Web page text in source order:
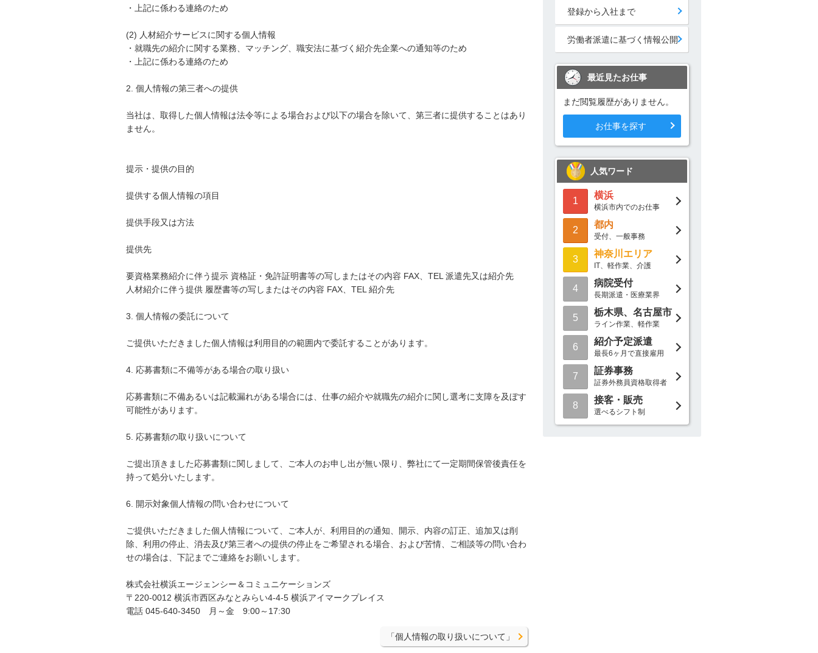
・上記に係わる連絡のため
(2) 人材紹介サービスに関する個人情報
・就職先の紹介に関する業務、マッチング、職安法に基づく紹介先企業への通知等のため
・上記に係わる連絡のため
2. 個人情報の第三者への提供
当社は、取得した個人情報は法令等による場合および以下の場合を除いて、第三者に提供することはあり
ません。
提示・提供の目的
提供する個人情報の項目
提供手段又は方法
提供先
要資格業務紹介に伴う提示 資格証・免許証明書等の写しまたはその内容 FAX、TEL 派遣先又は紹介先
人材紹介に伴う提供 履歴書等の写しまたはその内容 FAX、TEL 紹介先
3. 個人情報の委託について
ご提供いただきました個人情報は利用目的の範囲内で委託することがあります。
4. 応募書類に不備等がある場合の取り扱い
応募書類に不備あるいは記載漏れがある場合には、仕事の紹介や就職先の紹介に関し選考に支障を及ぼす
可能性があります。
5. 応募書類の取り扱いについて
ご提出頂きました応募書類に関しまして、ご本人のお申し出が無い限り、弊社にて一定期間保管後責任を
持って処分いたします。
6. 開示対象個人情報の問い合わせについて
ご提供いただきました個人情報について、ご本人が、利用目的の通知、開示、内容の訂正、追加又は削
除、利用の停止、消去及び第三者への提供の停止をご希望される場合、および苦情、ご相談等の問い合わ
せの場合は、下記までご連絡をお願いします。
株式会社横浜エージェンシー＆コミュニケーションズ
〒220-0012 横浜市西区みなとみらい4-4-5 横浜アイマークプレイス
電話 045-640-3450 月～金 9:00～17:30
「個人情報の取り扱いについて」
登録から入社まで
労働者派遣に基づく情報公開
最近見たお仕事
まだ閲覧履歴がありません。
お仕事を探す
人気ワード
1
横浜
横浜市内でのお仕事
2
都内
受付、一般事務
3
神奈川エリア
IT、軽作業、介護
4
病院受付
長期派遣・医療業界
5
栃木県、名古屋市
ライン作業、軽作業
6
紹介予定派遣
最長6ヶ月で直接雇用
7
証券事務
証券外務員資格取得者
8
接客・販売
選べるシフト制